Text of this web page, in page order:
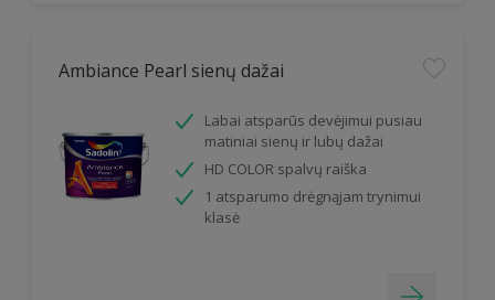
Ambiance Pearl sienų dažai
Labai atsparūs devėjimui pusiau
matiniai sienų ir lubų dažai
HD COLOR spalvų raiška
1 atsparumo drėgnąjam trynimui
klasė